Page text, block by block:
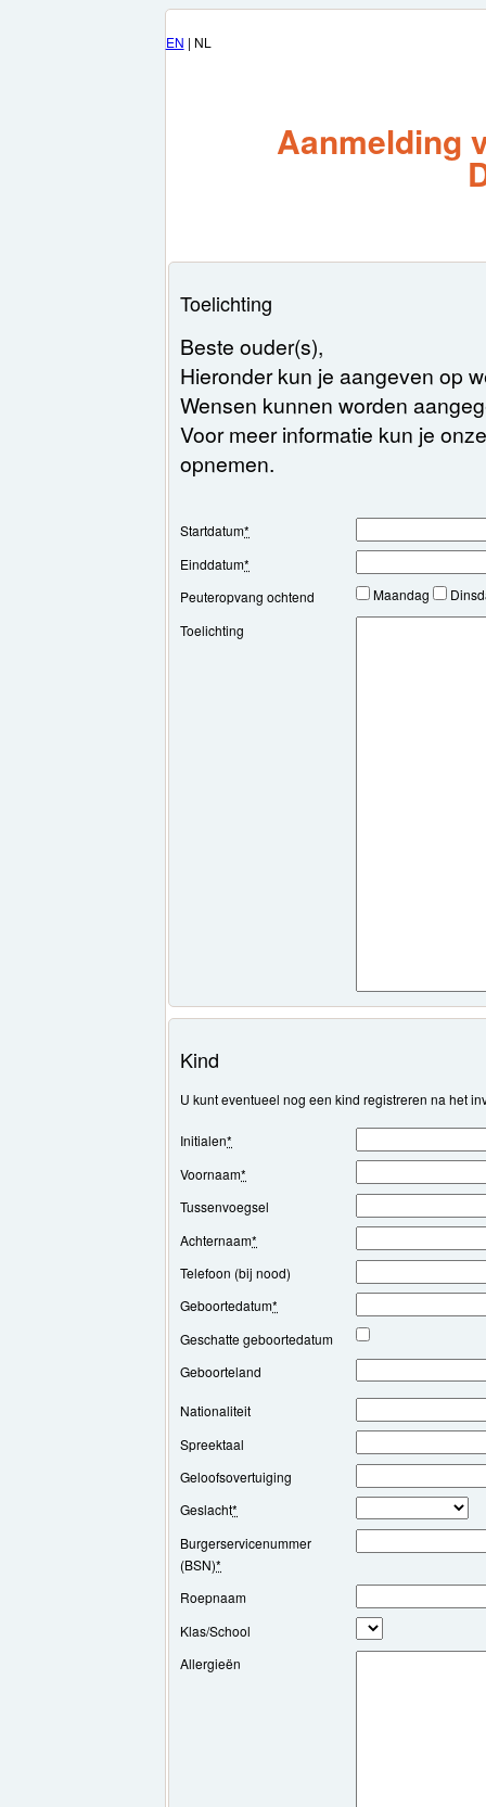
EN | NL
Aanmelding
Toelichting
Beste ouder(s),
Hieronder kun je aangeven op
Wensen kunnen worden
Voor meer informatie kun je
opnemen.
Startdatum*
Einddatum*
Peuteropvang ochtend
Maandag
Toelichting
Kind
U kunt eventueel nog een kind registreren na het
Initialen*
Voornaam*
Tussenvoegsel
Achternaam*
Telefoon (bij nood)
Geboortedatum*
Geschatte geboortedatum
Geboorteland
Nationaliteit
Spreektaal
Geloofsovertuiging
Geslacht*
Burgerservicenummer
(BSN)*
Roepnaam
Klas/School
Allergieën